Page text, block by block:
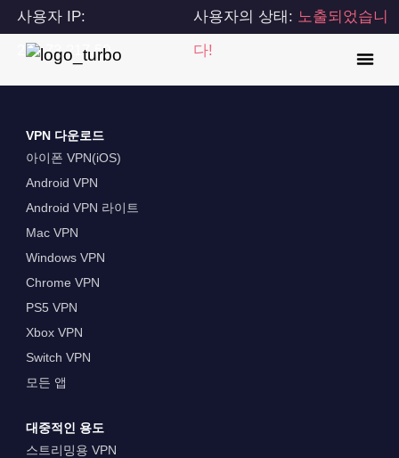
사용자 IP:
216.73.217.50
사용자의 상태: 노출되었습니
다!
VPN 다운로드
아이폰 VPN(iOS)
Android VPN
Android VPN 라이트
Mac VPN
Windows VPN
Chrome VPN
PS5 VPN
Xbox VPN
Switch VPN
모든 앱
대중적인 용도
스트리밍용 VPN